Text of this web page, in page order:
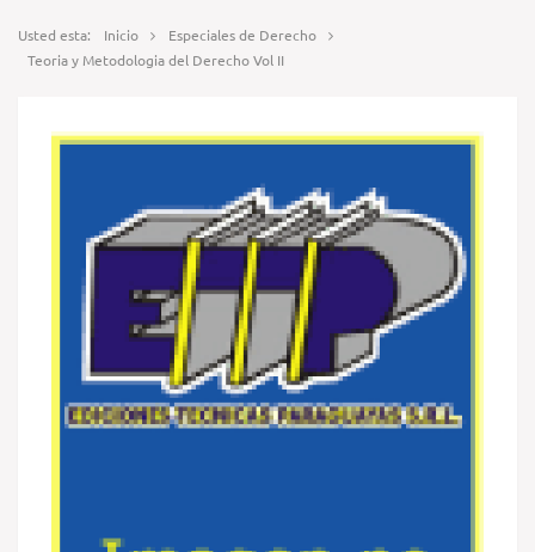
Usted esta: Inicio
Especiales de Derecho
Teoria y Metodologia del Derecho Vol II